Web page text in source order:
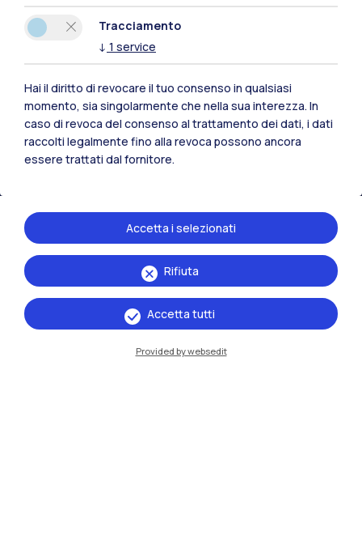
Polimi Community
Tutti i siti dell’ecosistema
Tracciamento
↓ 1 service
Hai il diritto di revocare il tuo consenso in qualsiasi
momento, sia singolarmente che nella sua interezza. In
caso di revoca del consenso al trattamento dei dati, i dati
raccolti legalmente fino alla revoca possono ancora
essere trattati dal fornitore.
Rifiuta
Accetta i selezionati
Accetta tutti
Provided by websedit